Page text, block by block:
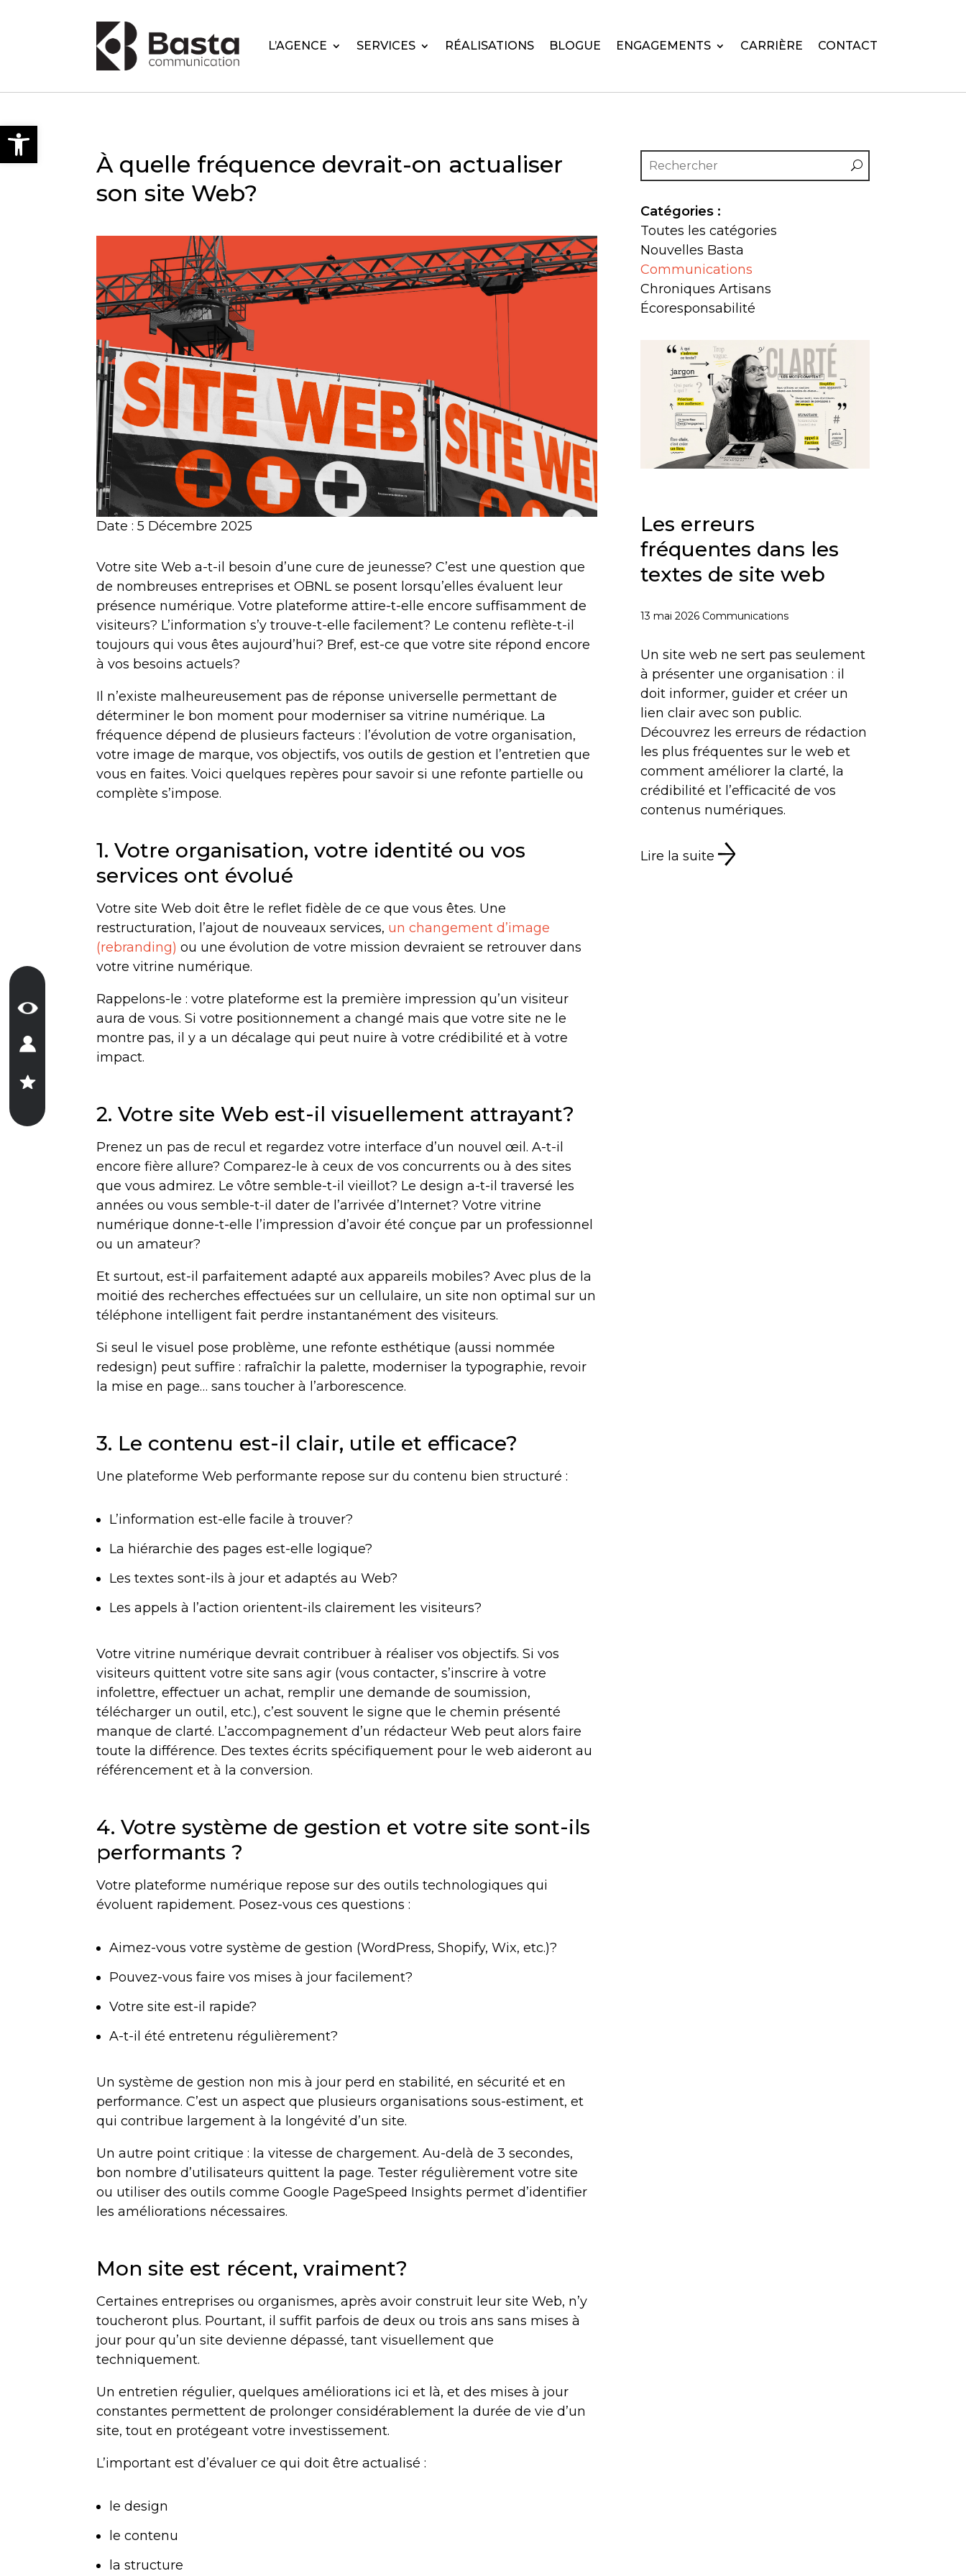
Open toolbar
L’AGENCE SERVICES RÉALISATIONS BLOGUE ENGAGEMENTS CARRIÈRE CONTACT
À quelle fréquence devrait-on actualiser
son site Web?
Date : 5 Décembre 2025
Votre site Web a-t-il besoin d’une cure de jeunesse? C’est une question que
de nombreuses entreprises et OBNL se posent lorsqu’elles évaluent leur
présence numérique. Votre plateforme attire-t-elle encore suffisamment de
visiteurs? L’information s’y trouve-t-elle facilement? Le contenu reflète-t-il
toujours qui vous êtes aujourd’hui? Bref, est-ce que votre site répond encore
à vos besoins actuels?
Il n’existe malheureusement pas de réponse universelle permettant de
déterminer le bon moment pour moderniser sa vitrine numérique. La
fréquence dépend de plusieurs facteurs : l’évolution de votre organisation,
votre image de marque, vos objectifs, vos outils de gestion et l’entretien que
vous en faites. Voici quelques repères pour savoir si une refonte partielle ou
complète s’impose.
1. Votre organisation, votre identité ou vos
services ont évolué
Votre site Web doit être le reflet fidèle de ce que vous êtes. Une
restructuration, l’ajout de nouveaux services, un changement d’image
(rebranding)ou une évolution de votre mission devraient se retrouver dans
votre vitrine numérique.
Rappelons-le : votre plateforme est la première impression qu’un visiteur
aura de vous. Si votre positionnement a changé mais que votre site ne le
montre pas, il y a un décalage qui peut nuire à votre crédibilité et à votre
impact.
2. Votre site Web est-il visuellement attrayant?
Prenez un pas de recul et regardez votre interface d’un nouvel œil. A-t-il
encore fière allure? Comparez-le à ceux de vos concurrents ou à des sites
que vous admirez. Le vôtre semble-t-il vieillot? Le design a-t-il traversé les
années ou vous semble-t-il dater de l’arrivée d’Internet? Votre vitrine
numérique donne-t-elle l’impression d’avoir été conçue par un professionnel
ou un amateur?
Et surtout, est-il parfaitement adapté aux appareils mobiles? Avec plus de la
moitié des recherches effectuées sur un cellulaire, un site non optimal sur un
téléphone intelligent fait perdre instantanément des visiteurs.
Si seul le visuel pose problème, une refonte esthétique (aussi nommée
redesign) peut suffire : rafraîchir la palette, moderniser la typographie, revoir
la mise en page… sans toucher à l’arborescence.
3. Le contenu est-il clair, utile et efficace?
Une plateforme Web performante repose sur du contenu bien structuré :
L’information est-elle facile à trouver?
La hiérarchie des pages est-elle logique?
Les textes sont-ils à jour et adaptés au Web?
Les appels à l’action orientent-ils clairement les visiteurs?
Votre vitrine numérique devrait contribuer à réaliser vos objectifs. Si vos
visiteurs quittent votre site sans agir (vous contacter, s’inscrire à votre
infolettre, effectuer un achat, remplir une demande de soumission,
télécharger un outil, etc.), c’est souvent le signe que le chemin présenté
manque de clarté. L’accompagnement d’un rédacteur Web peut alors faire
toute la différence. Des textes écrits spécifiquement pour le web aideront au
référencement et à la conversion.
4. Votre système de gestion et votre site sont-ils
performants ?
Votre plateforme numérique repose sur des outils technologiques qui
évoluent rapidement. Posez-vous ces questions :
Aimez-vous votre système de gestion (WordPress, Shopify, Wix, etc.)?
Pouvez-vous faire vos mises à jour facilement?
Votre site est-il rapide?
A-t-il été entretenu régulièrement?
Un système de gestion non mis à jour perd en stabilité, en sécurité et en
performance. C’est un aspect que plusieurs organisations sous-estiment, et
qui contribue largement à la longévité d’un site.
Un autre point critique : la vitesse de chargement. Au-delà de 3 secondes,
bon nombre d’utilisateurs quittent la page. Tester régulièrement votre site
ou utiliser des outils comme Google PageSpeed Insights permet d’identifier
les améliorations nécessaires.
Mon site est récent, vraiment?
Certaines entreprises ou organismes, après avoir construit leur site Web, n’y
toucheront plus. Pourtant, il suffit parfois de deux ou trois ans sans mises à
jour pour qu’un site devienne dépassé, tant visuellement que
techniquement.
Un entretien régulier, quelques améliorations ici et là, et des mises à jour
constantes permettent de prolonger considérablement la durée de vie d’un
site, tout en protégeant votre investissement.
L’important est d’évaluer ce qui doit être actualisé :
le design
le contenu
la structure
Catégories :
Toutes les catégories
Nouvelles Basta
Communications
Chroniques Artisans
Écoresponsabilité
Les erreurs
fréquentes dans les
textes de site web
13 mai 2026 Communications
Un site web ne sert pas seulement
à présenter une organisation : il
doit informer, guider et créer un
lien clair avec son public.
Découvrez les erreurs de rédaction
les plus fréquentes sur le web et
comment améliorer la clarté, la
crédibilité et l’efficacité de vos
contenus numériques.
Lire la suite